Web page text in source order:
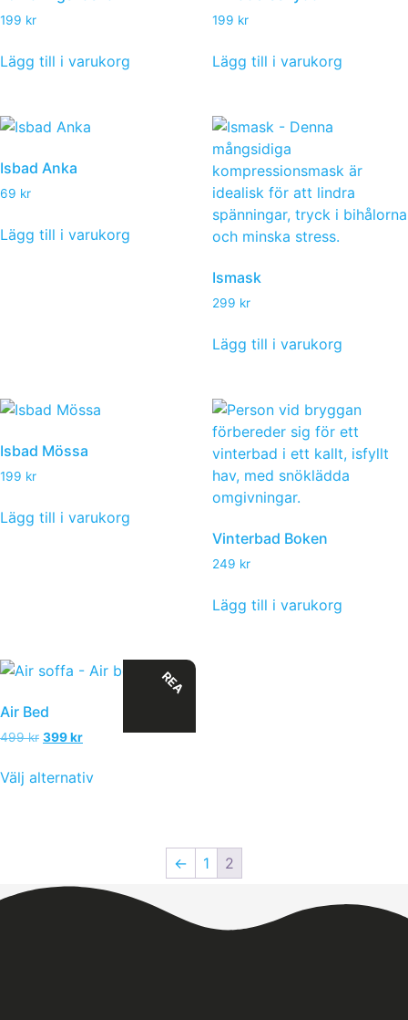
199 kr
Lägg till i varukorg
199 kr
Lägg till i varukorg
Isbad Anka
69 kr
Lägg till i varukorg
Ismask
299 kr
Lägg till i varukorg
Isbad Mössa
199 kr
Lägg till i varukorg
Vinterbad Boken
249 kr
Lägg till i varukorg
REA
Air Bed
499kr 399kr
Välj alternativ
← 1 2